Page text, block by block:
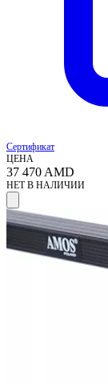
Сертификат
ЦЕНА
37 470 AMD
НЕТ В НАЛИЧИИ